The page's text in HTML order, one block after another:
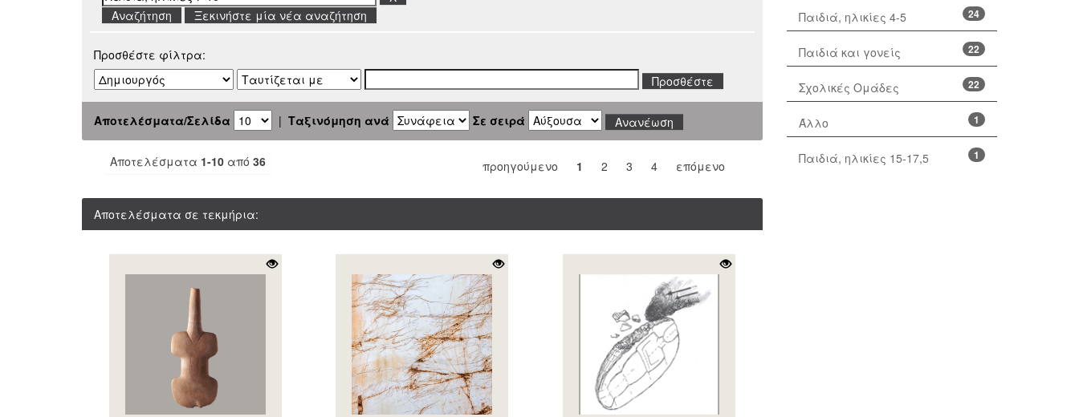
Ξεκινήστε μία νέα αναζήτηση
Προσθέστε φίλτρα:
Αποτελέσματα/Σελίδα | Ταξινόμηση ανά Σε σειρά
Αποτελέσματα 1-10 από 36 προηγούμενο 1 2 3 4 επόμενο
Αποτελέσματα σε τεκμήρια:
24
Παιδιά, ηλικίες 4-5
22
Παιδιά και γονείς
22
Σχολικές Ομάδες
1
Άλλο
1
Παιδιά, ηλικίες 15-17,5